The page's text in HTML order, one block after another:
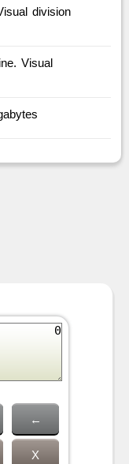
division
Visual
←
X